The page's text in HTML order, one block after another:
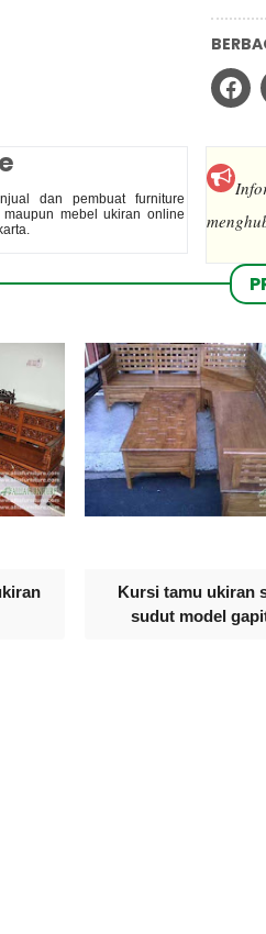
dan pembuat furniture
maupun mebel ukiran online
Kursi tamu ukiran
sudut model